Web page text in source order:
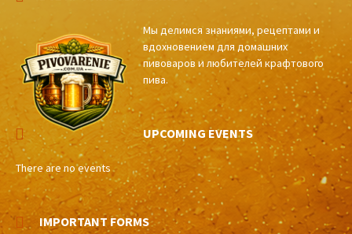
Мы делимся знаниями, рецептами и
вдохновением для домашних
пивоваров и любителей крафтового
пива.
UPCOMING EVENTS
There are no events
IMPORTANT FORMS